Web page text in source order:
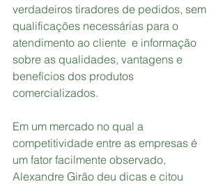
verdadeiros tiradores de pedidos, sem
qualificações necessárias para o
atendimento ao cliente  e informação
sobre as qualidades, vantagens e
benefícios dos produtos
comercializados.
Em um mercado no qual a
competitividade entre as empresas é
um fator facilmente observado,
Alexandre Girão deu dicas e citou